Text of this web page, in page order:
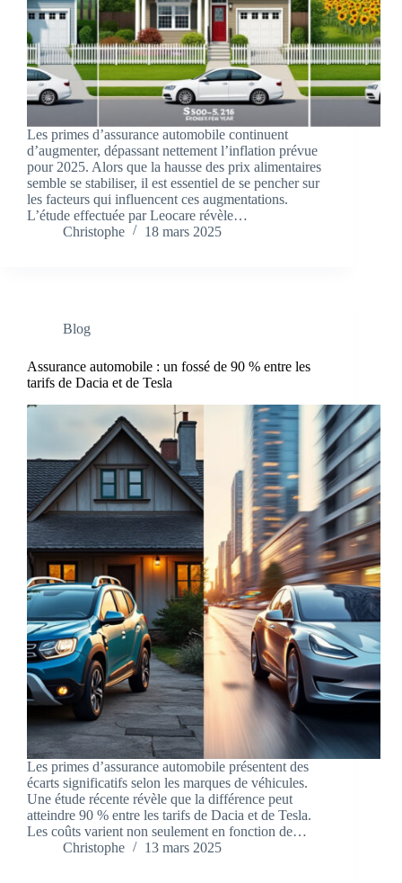
Les primes d’assurance automobile continuent
d’augmenter, dépassant nettement l’inflation prévue
pour 2025. Alors que la hausse des prix alimentaires
semble se stabiliser, il est essentiel de se pencher sur
les facteurs qui influencent ces augmentations.
L’étude effectuée par Leocare révèle…
Christophe
18 mars 2025
Blog
Assurance automobile : un fossé de 90 % entre les
tarifs de Dacia et de Tesla
Les primes d’assurance automobile présentent des
écarts significatifs selon les marques de véhicules.
Une étude récente révèle que la différence peut
atteindre 90 % entre les tarifs de Dacia et de Tesla.
Les coûts varient non seulement en fonction de…
Christophe
13 mars 2025